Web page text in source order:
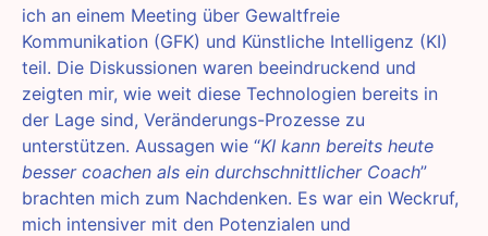
ich an einem Meeting über Gewaltfreie
Kommunikation (GFK) und Künstliche Intelligenz (KI)
teil. Die Diskussionen waren beeindruckend und
zeigten mir, wie weit diese Technologien bereits in
der Lage sind, Veränderungs-Prozesse zu
unterstützen. Aussagen wie “KI kann bereits heute
besser coachen als ein durchschnittlicher Coach”
brachten mich zum Nachdenken. Es war ein Weckruf,
mich intensiver mit den Potenzialen und